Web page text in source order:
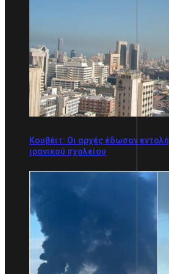
Κουβέιτ: Οι αρχές έδωσαν εντολή
ιρανικού σχολείου